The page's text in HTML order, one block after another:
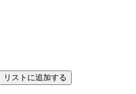
リストに追加する